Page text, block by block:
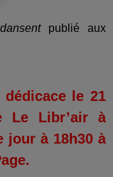
publié aux
dédicace le 21
Le Libr’air à
jour à 18h30 à